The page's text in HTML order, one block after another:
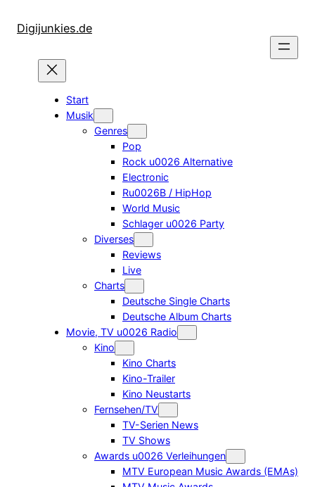
InhaltDigijunkies.de
Start
Musik
Genres
Pop
Rock u0026 Alternative
Electronic
Ru0026B / HipHop
World Music
Schlager u0026 Party
Diverses
Reviews
Live
Charts
Deutsche Single Charts
Deutsche Album Charts
Movie, TV u0026 Radio
Kino
Kino Charts
Kino-Trailer
Kino Neustarts
Fernsehen/TV
TV-Serien News
TV Shows
Awards u0026 Verleihungen
MTV European Music Awards (EMAs)